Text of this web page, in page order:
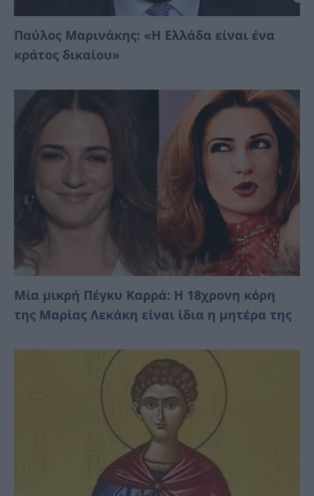
Παύλος Μαρινάκης: «Η Ελλάδα είναι ένα
κράτος δικαίoυ»
Μία μικρή Πέγκυ Καρρά: Η 18χρονη κόρη
της Μαρίας Λεκάκη είναι ίδια η μητέρα της